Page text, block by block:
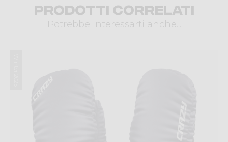
Prodotti correlati
Potrebbe interessarti anche...